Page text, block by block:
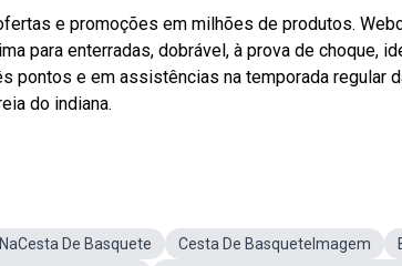
e promoções em milhões de produtos.
para enterradas, dobrável, à prova de choque,
pontos e em assistências na temporada regular
do indiana.
De Basquete Cesta De BasqueteImagem